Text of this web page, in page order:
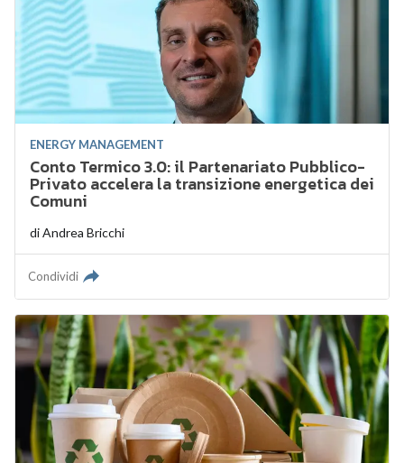
ENERGY MANAGEMENT
Conto Termico 3.0: il Partenariato Pubblico-
Privato accelera la transizione energetica dei
Comuni
diAndrea Bricchi
Condividi